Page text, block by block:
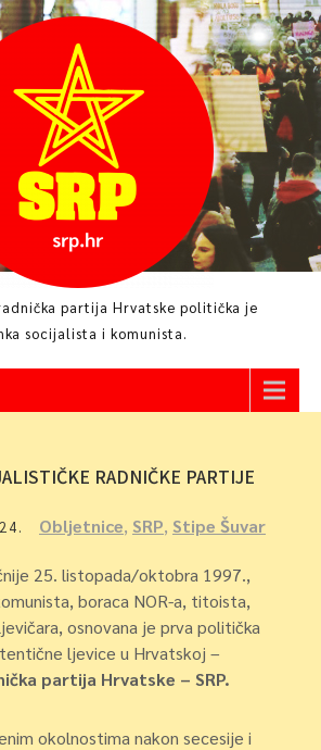
partija Hrvatske politička je
socijalista i komunista.
RADNIČKE PARTIJE
Obljetnice, SRP, Stipe Šuvar
25. listopada/oktobra 1997.,
boraca NOR-a, titoista,
osnovana je prva politička
ljevice u Hrvatskoj –
partija Hrvatske – SRP.
okolnostima nakon secesije i